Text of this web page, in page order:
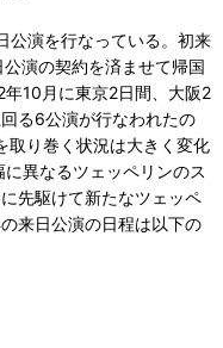
公演を行なっている。初来
演の契約を済ませて帰国
10月に東京2日間、大阪2
る6公演が行なわれたの
取り巻く状況は大きく変化
異なるツェッペリンのス
先駆けて新たなツェッペ
来日公演の日程は以下の